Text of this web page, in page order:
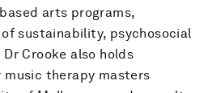
arts programs,
sustainability, psychosocial
Crooke also holds
therapy masters